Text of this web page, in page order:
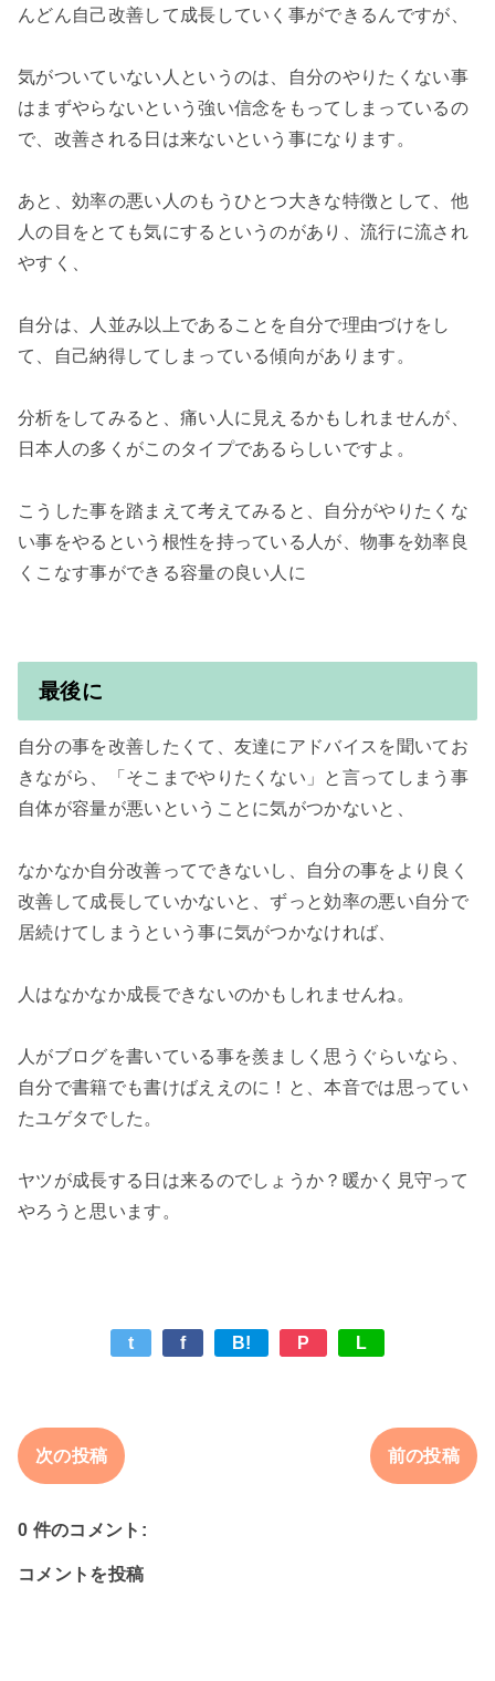
んどん自己改善して成長していく事ができるんですが、
気がついていない人というのは、自分のやりたくない事
はまずやらないという強い信念をもってしまっているの
で、改善される日は来ないという事になります。
あと、効率の悪い人のもうひとつ大きな特徴として、他
人の目をとても気にするというのがあり、流行に流され
やすく、
自分は、人並み以上であることを自分で理由づけをし
て、自己納得してしまっている傾向があります。
分析をしてみると、痛い人に見えるかもしれませんが、
日本人の多くがこのタイプであるらしいですよ。
こうした事を踏まえて考えてみると、自分がやりたくな
い事をやるという根性を持っている人が、物事を効率良
くこなす事ができる容量の良い人に
最後に
自分の事を改善したくて、友達にアドバイスを聞いてお
きながら、「そこまでやりたくない」と言ってしまう事
自体が容量が悪いということに気がつかないと、
なかなか自分改善ってできないし、自分の事をより良く
改善して成長していかないと、ずっと効率の悪い自分で
居続けてしまうという事に気がつかなければ、
人はなかなか成長できないのかもしれませんね。
人がブログを書いている事を羨ましく思うぐらいなら、
自分で書籍でも書けばええのに！と、本音では思ってい
たユゲタでした。
ヤツが成長する日は来るのでしょうか？暖かく見守って
t f B! P L
次の投稿 前の投稿
0 件のコメント:
コメントを投稿